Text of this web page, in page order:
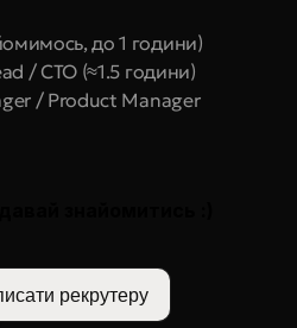
до 1 години)
/ CTO (≈1.5 години)
/ Product Manager
рекрутеру